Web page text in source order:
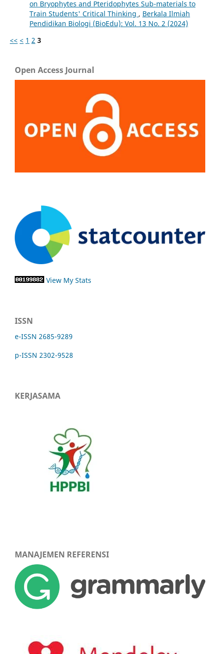
on Bryophytes and Pteridophytes Sub-materials to
Train Students' Critical Thinking , Berkala Ilmiah
Pendidikan Biologi (BioEdu): Vol. 13 No. 2 (2024)
<< < 1 2 3
Open Access Journal
View My Stats
ISSN
e-ISSN 2685-9289
p-ISSN 2302-9528
KERJASAMA
MANAJEMEN REFERENSI